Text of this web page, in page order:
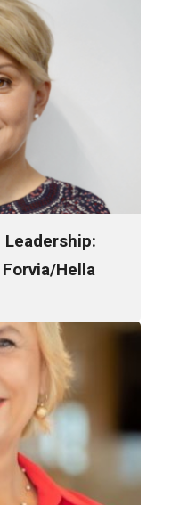
Leadership:
Hella